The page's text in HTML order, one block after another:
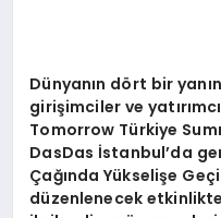
Dünyanın dört bir
girişimciler ve
Tomorrow Türkiye
DasDas İstanbul’da
Çağında Yükselişe Geç
düzenlenecek